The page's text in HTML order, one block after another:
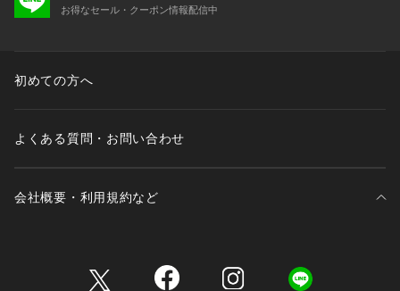
お得なセール・クーポン情報配信中
初めての方へ
よくある質問・お問い合わせ
会社概要・利用規約など